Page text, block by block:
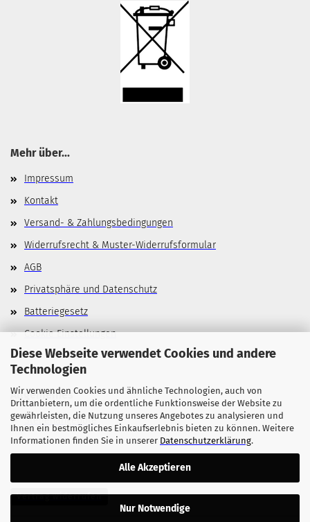
Diese Webseite verwendet Cookies und andere
Technologien
Wir verwenden Cookies und ähnliche Technologien, auch von
Drittanbietern, um die ordentliche Funktionsweise der Website zu
gewährleisten, die Nutzung unseres Angebotes zu analysieren und
Ihnen ein bestmögliches Einkaufserlebnis bieten zu können. Weitere
Informationen finden Sie in unserer Datenschutzerklärung.
Alle Akzeptieren
Nur Notwendige
Mehr über...
Impressum
Kontakt
Versand- & Zahlungsbedingungen
Widerrufsrecht & Muster-Widerrufsformular
AGB
Privatsphäre und Datenschutz
Batteriegesetz
Cookie Einstellungen
Allgemeines
Stellenangebote
Vertrag widerrufen